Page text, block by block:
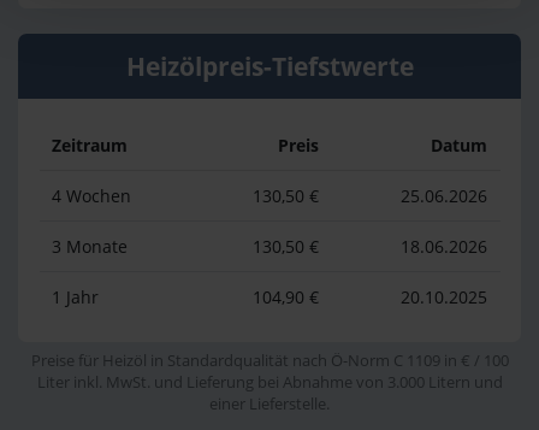
Heizölpreis-Tiefstwerte
Zeitraum Preis Datum
4 Wochen 130,50 € 25.06.2026
3 Monate 130,50 € 18.06.2026
1 Jahr 104,90 € 20.10.2025
Preise für Heizöl in Standardqualität nach Ö-Norm C 1109 in € / 100
Liter inkl. MwSt. und Lieferung bei Abnahme von 3.000 Litern und
einer Lieferstelle.